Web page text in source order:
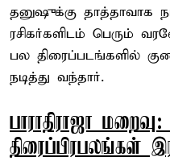
தனுஷுக்கு தாத்தாவாக
ரசிகர்களிடம் பெரும்
பல திரைப்படங்களில்
நடித்து வந்தார்.
பாராதிராஜா
திரைப்பிரபலங்கள்